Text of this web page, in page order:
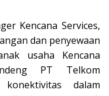
Kencana Services,
dan penyewaan
usaha Kencana
PT Telkom
dalam